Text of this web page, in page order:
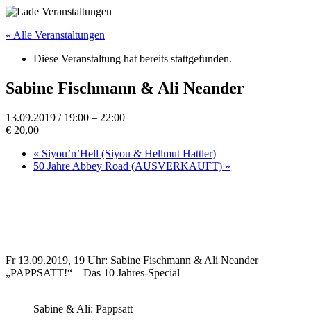
« Alle Veranstaltungen
Diese Veranstaltung hat bereits stattgefunden.
Sabine Fischmann & Ali Neander
13.09.2019 / 19:00 – 22:00
€ 20,00
« Siyou’n’Hell (Siyou & Hellmut Hattler)
50 Jahre Abbey Road (AUSVERKAUFT) »
Fr 13.09.2019, 19 Uhr: Sabine Fischmann & Ali Neander
„PAPPSATT!“ – Das 10 Jahres-Special
Sabine & Ali: Pappsatt